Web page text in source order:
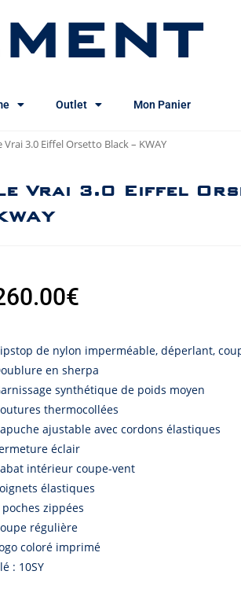
Outlet Mon Panier
Vrai 3.0 Eiffel Orsetto Black – KWAY
Vrai 3.0 Eiffel
€
de nylon imperméable, déperlant,
en sherpa
synthétique de poids moyen
thermocollées
ajustable avec cordons élastiques
éclair
intérieur coupe-vent
élastiques
poches zippées
régulière
coloré imprimé
: 10SY